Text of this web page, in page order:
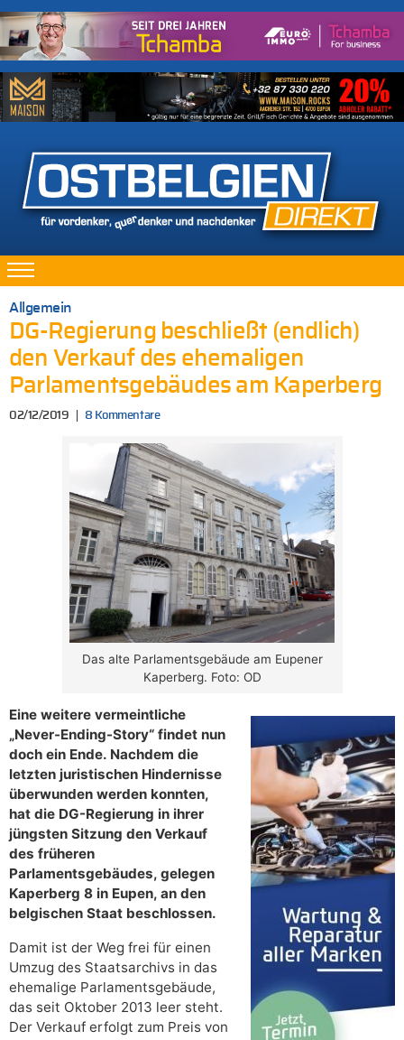
Allgemein
DG-Regierung beschließt (endlich)
den Verkauf des ehemaligen
Parlamentsgebäudes am Kaperberg
02/12/2019 8 Kommentare
Das alte Parlamentsgebäude am Eupener
Kaperberg. Foto: OD
Eine weitere vermeintliche
„Never-Ending-Story“ findet nun
doch ein Ende. Nachdem die
letzten juristischen Hindernisse
überwunden werden konnten,
hat die DG-Regierung in ihrer
jüngsten Sitzung den Verkauf
des früheren
Parlamentsgebäudes, gelegen
Kaperberg 8 in Eupen, an den
belgischen Staat beschlossen.
Damit ist der Weg frei für einen
Umzug des Staatsarchivs in das
ehemalige Parlamentsgebäude,
das seit Oktober 2013 leer steht.
Der Verkauf erfolgt zum Preis von